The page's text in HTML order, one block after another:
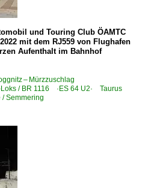
und Touring Club ÖAMTC
mit dem RJ559 von Flughafen
Aufenthalt im Bahnhof
– Mürzzuschlag
Loks / BR 1116 ·ES 64 U2· Taurus
/ Semmering